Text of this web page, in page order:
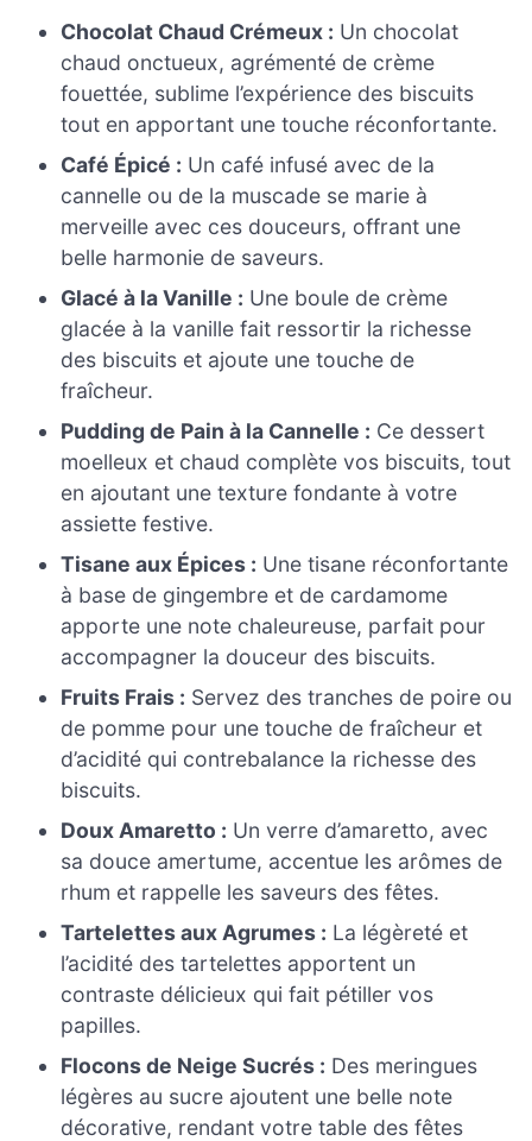
Chocolat Chaud Crémeux : Un chocolat
chaud onctueux, agrémenté de crème
fouettée, sublime l’expérience des biscuits
tout en apportant une touche réconfortante.
Café Épicé : Un café infusé avec de la
cannelle ou de la muscade se marie à
merveille avec ces douceurs, offrant une
belle harmonie de saveurs.
Glacé à la Vanille : Une boule de crème
glacée à la vanille fait ressortir la richesse
des biscuits et ajoute une touche de
fraîcheur.
Pudding de Pain à la Cannelle : Ce dessert
moelleux et chaud complète vos biscuits, tout
en ajoutant une texture fondante à votre
assiette festive.
Tisane aux Épices : Une tisane réconfortante
à base de gingembre et de cardamome
apporte une note chaleureuse, parfait pour
accompagner la douceur des biscuits.
Fruits Frais : Servez des tranches de poire ou
de pomme pour une touche de fraîcheur et
d’acidité qui contrebalance la richesse des
biscuits.
Doux Amaretto : Un verre d’amaretto, avec
sa douce amertume, accentue les arômes de
rhum et rappelle les saveurs des fêtes.
Tartelettes aux Agrumes : La légèreté et
l’acidité des tartelettes apportent un
contraste délicieux qui fait pétiller vos
papilles.
Flocons de Neige Sucrés : Des meringues
légères au sucre ajoutent une belle note
décorative, rendant votre table des fêtes